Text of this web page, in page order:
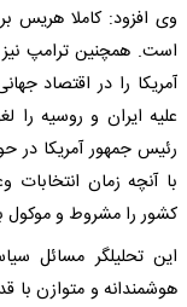
وی افزود: کاملا هریس
است. همچنین ترامپ نیز
آمریکا را در اقتصاد
علیه ایران و روسیه
رئیس جمهور آمریکا در
با آنچه زمان
کشور را مشروط و موکول
این تحلیلگر مسائل
هوشمندانه و متوازن